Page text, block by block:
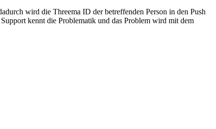
wird die Threema ID der betreffenden Person in den Push
kennt die Problematik und das Problem wird mit dem